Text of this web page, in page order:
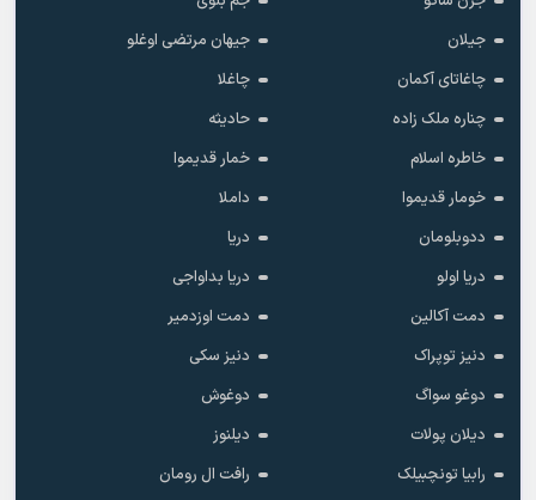
جیلان
جیهان مرتضی اوغلو
چاغاتای آکمان
چاغلا
چناره ملک زاده
حادیثه
خاطره اسلام
خمار قدیموا
خومار قدیموا
داملا
ددوبلومان
دریا
دریا اولو
دریا بداواجی
دمت آکالین
دمت اوزدمیر
دنیز توپراک
دنیز سکی
دوغو سواگ
دوغوش
دیلان پولات
دیلنوز
رابیا تونچبیلک
رافت ال رومان